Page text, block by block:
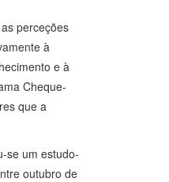
perceções
à
e à
Cheque-
que a
se um estudo-
outubro de